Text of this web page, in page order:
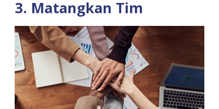
3. Matangkan Tim